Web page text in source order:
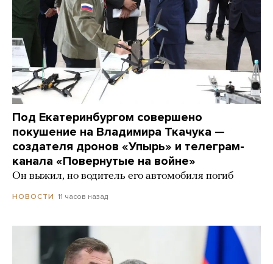
Под Екатеринбургом совершено
покушение на Владимира Ткачука —
создателя дронов «Упырь» и телеграм-
канала «Повернутые на войне»
Он выжил, но водитель его автомобиля погиб
НОВОСТИ 11 часов назад